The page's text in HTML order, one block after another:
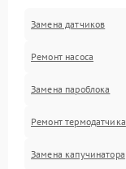
Замена датчиков
Ремонт насоса
Замена пароблока
Ремонт термодатчика
Замена капучинатора